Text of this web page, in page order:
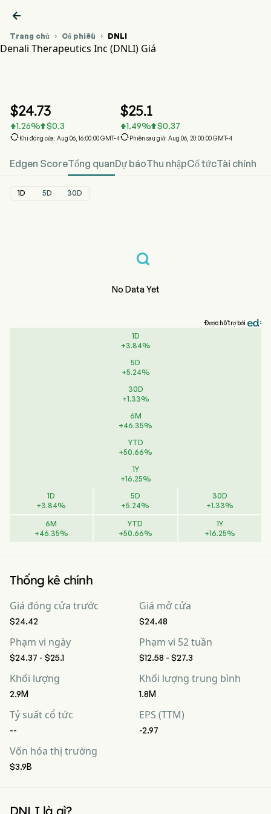

Trang chủ  Cổ phiếu  DNLI
Denali Therapeutics Inc (DNLI) Giá
$24.73
1.26% $0.3
Khi đóng cửa: Aug 06, 16:00:00 GMT-4
$25.1
1.49% $0.37
Phiên sau giờ: Aug 06, 20:00:00 GMT-4
Edgen ScoreTổng quanDự báoThu nhậpCổ tứcTài chính
1D 5D 30D
No Data Yet
Được hỗ trợ bởi
1D
+3.84%
5D
+5.24%
30D
+1.33%
6M
+46.35%
YTD
+50.66%
1Y
+16.25%
1D
+3.84%
5D
+5.24%
30D
+1.33%
6M
+46.35%
YTD
+50.66%
1Y
+16.25%
Thống kê chính
Giá đóng cửa trước
$24.42
Giá mở cửa
$24.48
Phạm vi ngày
$24.37 - $25.1
Phạm vi 52 tuần
$12.58 - $27.3
Khối lượng
2.9M
Khối lượng trung bình
1.8M
Tỷ suất cổ tức
--
EPS (TTM)
-2.97
Vốn hóa thị trường
$3.9B
DNLI là gì?